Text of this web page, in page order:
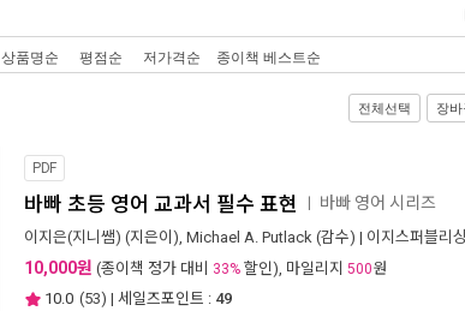
상품명순 평점순 저가격순 종이책 베스트순
전체선택 장
PDF
바빠 초등 영어 교과서 필수 표현 바빠 영어 시리즈
이지은(지니쌤) (지은이), Michael A. Putlack (감수) | 이지스퍼블리
10,000원 (종이책 정가 대비 33% 할인), 마일리지 500원
10.0 (53) | 세일즈포인트 : 49